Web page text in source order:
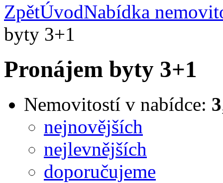
ZpětÚvodNabídka
byty 3+1
Pronájem byty 3+1
Nemovitostí v nabídce: 3
nejnovějších
nejlevnějších
doporučujeme